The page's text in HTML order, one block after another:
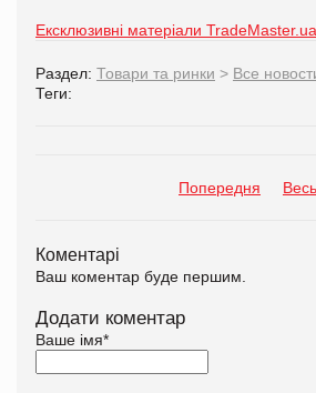
Ексклюзивні матеріали TradeMaster.ua
Раздел: Товари та ринки > Все
Теги:
Попередня
Коментарі
Ваш коментар буде першим.
Додати коментар
Ваше імя*